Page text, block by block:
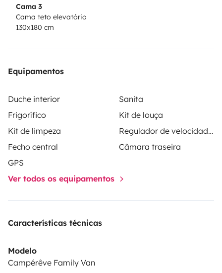
📞 Contact me for more information or a viewing.
returning the vehicle, otherwise 150€ will be claimed.
Cama 3
Cama teto elevatório
130x180 cm
Equipamentos
Duche interior
Sanita
Frigorífico
Kit de louça
Kit de limpeza
Regulador de velocidade / Cruise Control
Fecho central
Câmara traseira
GPS
Ver todos os equipamentos
Características técnicas
Modelo
Campérêve Family Van